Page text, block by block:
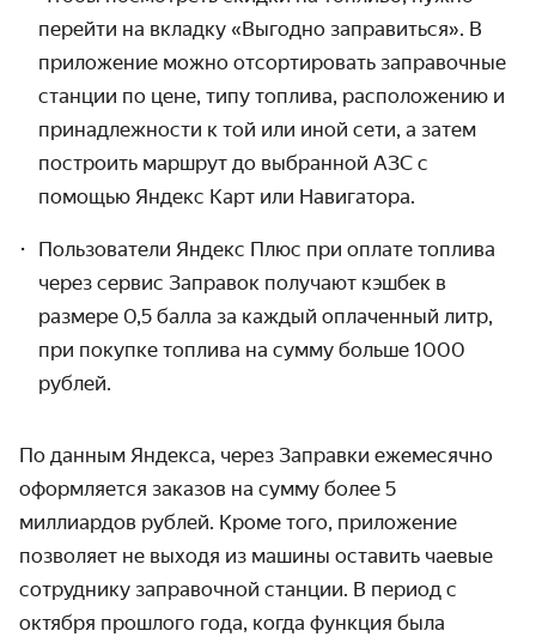
перейти на вкладку «Выгодно заправиться». В
приложение можно отсортировать заправочные
станции по цене, типу топлива, расположению и
принадлежности к той или иной сети, а затем
построить маршрут до выбранной АЗС с
помощью Яндекс Карт или Навигатора.
Пользователи Яндекс Плюс при оплате топлива
через сервис Заправок получают кэшбек в
размере 0,5 балла за каждый оплаченный литр,
при покупке топлива на сумму больше 1000
рублей.
По данным Яндекса, через Заправки ежемесячно
оформляется заказов на сумму более 5
миллиардов рублей. Кроме того, приложение
позволяет не выходя из машины оставить чаевые
сотруднику заправочной станции. В период с
октября прошлого года, когда функция была